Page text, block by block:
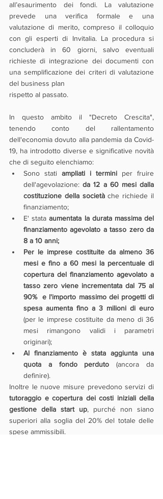
all’esaurimento dei fondi. La valutazione
prevede una verifica formale e una
valutazione di merito, compreso il colloquio
con gli esperti di Invitalia. La procedura si
concluderà in 60 giorni, salvo eventuali
richieste di integrazione dei documenti con
una semplificazione dei criteri di valutazione
del business plan
rispetto al passato.
In questo ambito il "Decreto Crescita",
tenendo conto del rallentamento
dell'economia dovuto alla pandemia da Covid-
19, ha introdotto diverse e significative novità
che di seguito elenchiamo:
Sono stati ampliati i termini per fruire
dell'agevolazione: da 12 a 60 mesi dalla
costituzione della società che richiede il
finanziamento;
E' stata aumentata la durata massima del
finanziamento agevolato a tasso zero da
8 a 10 anni;
Per le imprese costituite da almeno 36
mesi e fino a 60 mesi la percentuale di
copertura del finanziamento agevolato a
tasso zero viene incrementata dal 75 al
90%  e l'importo massimo dei progetti di
(per le imprese costituite da meno di 36
mesi rimangono validi i parametri
originari);
Al finanziamento è stata aggiunta una
quota a fondo perduto (ancora da
definire).
tutoraggio e copertura dei costi iniziali della
gestione della start up, purché non siano
superiori alla soglia del 20% del totale delle
spese ammissibili.